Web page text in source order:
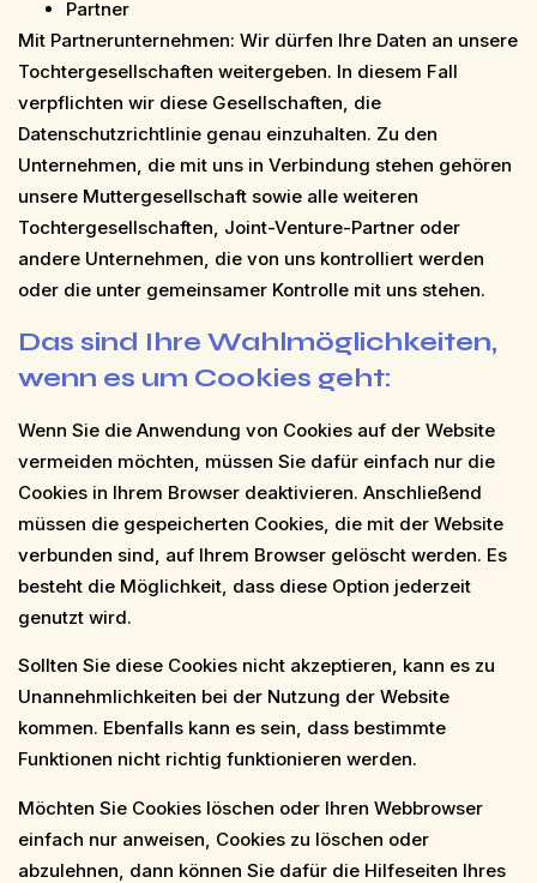
Partner
Mit Partnerunternehmen: Wir dürfen Ihre Daten an unsere
Tochtergesellschaften weitergeben. In diesem Fall
verpflichten wir diese Gesellschaften, die
Datenschutzrichtlinie genau einzuhalten. Zu den
Unternehmen, die mit uns in Verbindung stehen gehören
unsere Muttergesellschaft sowie alle weiteren
Tochtergesellschaften, Joint-Venture-Partner oder
andere Unternehmen, die von uns kontrolliert werden
oder die unter gemeinsamer Kontrolle mit uns stehen.
Das sind Ihre Wahlmöglichkeiten,
wenn es um Cookies geht:
Wenn Sie die Anwendung von Cookies auf der Website
vermeiden möchten, müssen Sie dafür einfach nur die
Cookies in Ihrem Browser deaktivieren. Anschließend
müssen die gespeicherten Cookies, die mit der Website
verbunden sind, auf Ihrem Browser gelöscht werden. Es
besteht die Möglichkeit, dass diese Option jederzeit
genutzt wird.
Sollten Sie diese Cookies nicht akzeptieren, kann es zu
Unannehmlichkeiten bei der Nutzung der Website
kommen. Ebenfalls kann es sein, dass bestimmte
Funktionen nicht richtig funktionieren werden.
Möchten Sie Cookies löschen oder Ihren Webbrowser
einfach nur anweisen, Cookies zu löschen oder
abzulehnen, dann können Sie dafür die Hilfeseiten Ihres